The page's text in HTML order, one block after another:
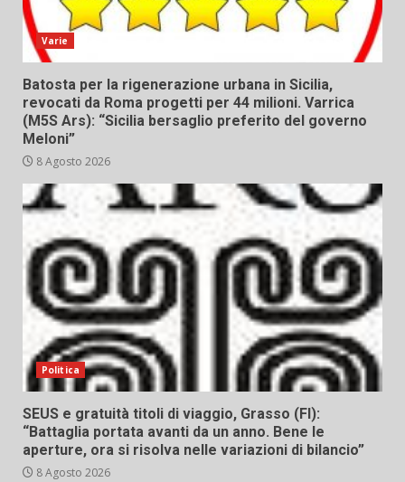
Varie
Batosta per la rigenerazione urbana in Sicilia,
revocati da Roma progetti per 44 milioni. Varrica
(M5S Ars): “Sicilia bersaglio preferito del governo
Meloni”
8 Agosto 2026
Politica
SEUS e gratuità titoli di viaggio, Grasso (FI):
“Battaglia portata avanti da un anno. Bene le
aperture, ora si risolva nelle variazioni di bilancio”
8 Agosto 2026